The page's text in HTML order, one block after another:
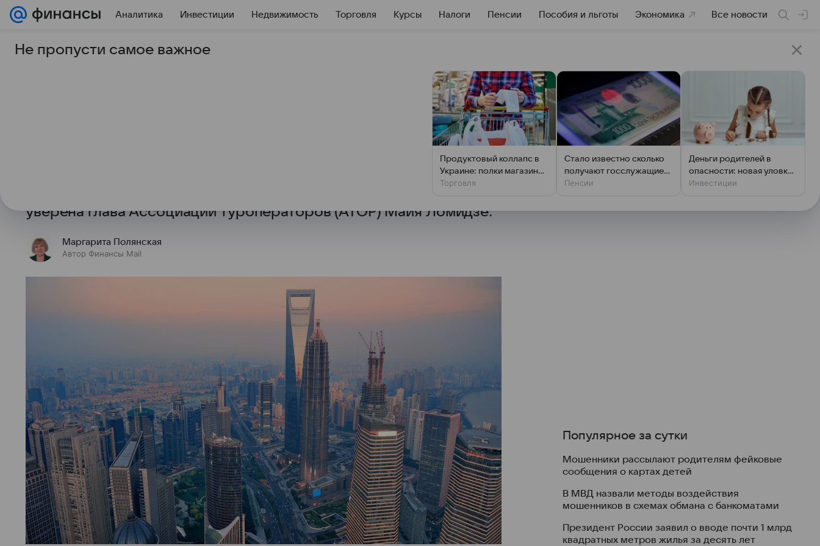
Аналитика Инвестиции Недвижимость Торговля Курсы Налоги Пенсии Пособия и льготы Экономика Все новости
26 января 2026 Финансы Mail
АТОР предсказала рост турпотока в
Увеличение рейсов и расширение географии полетов наряду
подстегнет турпоток между Россией и Саудовской Аравией,
уверена глава Ассоциации туроператоров (АТОР) Майя Ломидзе.
Маргарита Полянская
Автор Финансы Mail
Популярное за сутки
Мошенники рассылают родителям фейковые
сообщения о картах детей
В МВД назвали методы воздействия
мошенников в схемах обмана с банкоматами
Президент России заявил о вводе почти 1 млрд
квадратных метров жилья за десять лет
Не пропусти самое важное
Продуктовый коллапс в
Украине: полки магазинов
пустеют на глазах
Торговля
Стало известно сколько
получают госслужащие
на пенсии
Пенсии
Деньги родителей в
опасности: новая уловка
с детскими картами
Инвестиции